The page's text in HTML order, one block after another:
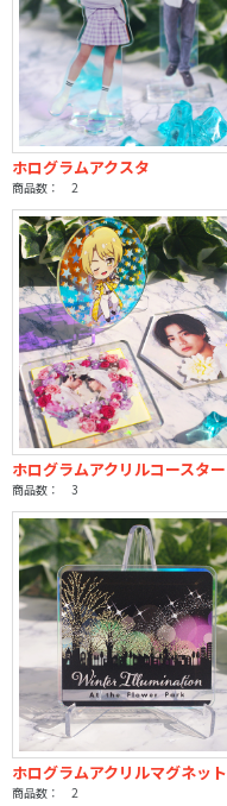
ホログラムアクスタ
商品数： 2
ホログラムアクリルコースター
商品数： 3
ホログラムアクリルマグネット
商品数： 2